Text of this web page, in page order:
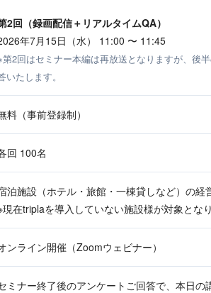
2回（録画配信＋リアルタイムQA）
年7月15日（水） 11:00 〜 11:45
第2回はセミナー本編は再放送となりますが、後
いたします。
料（事前登録制）
回 100名
泊施設（ホテル・旅館・一棟貸しなど）の
現在triplaを導入していない施設様が対象となり
ンライン開催（Zoomウェビナー）
ミナー終了後のアンケートご回答で、本日の